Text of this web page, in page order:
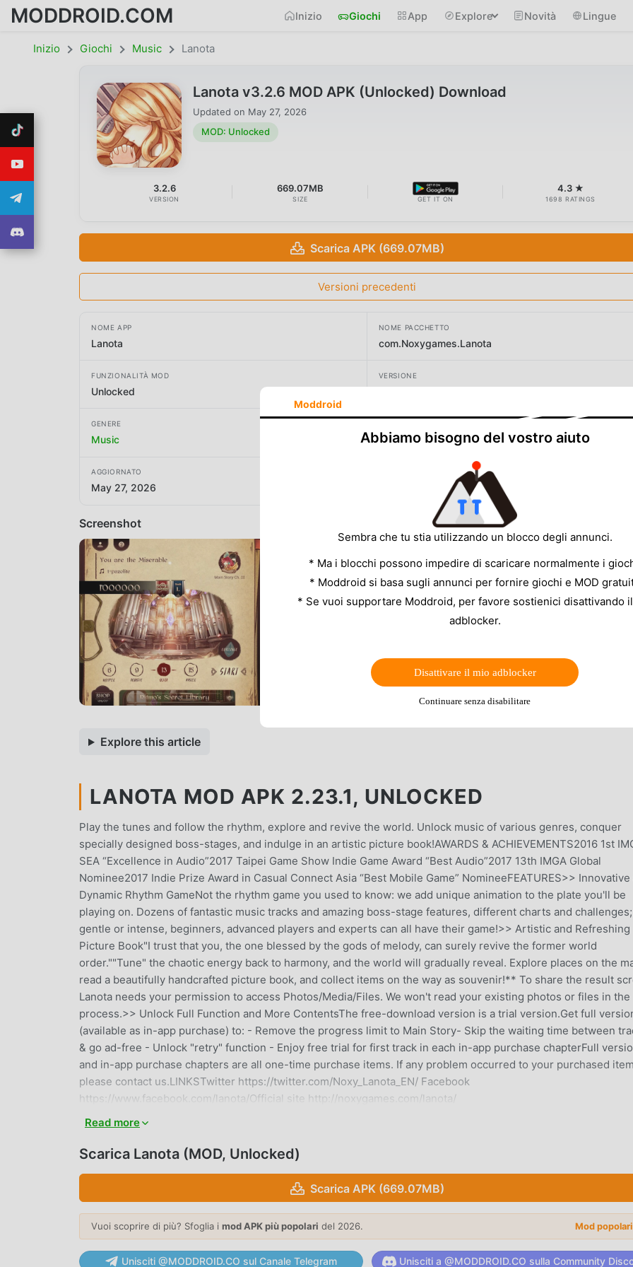
MODDROID.COM Inizio Giochi App Explore Novità Lingue
Inizio Giochi Music Lanota
Lanota v3.2.6 MOD APK (Unlocked) Download
Updated on May 27, 2026
MOD: Unlocked
3.2.6
VERSION
669.07MB
SIZE GET IT ON
4.3 ★
1698 RATINGS
Scarica APK (669.07MB)
Versioni precedenti
NOME APP
Lanota
NOME PACCHETTO
com.Noxygames.Lanota
FUNZIONALITÀ MOD
Unlocked
VERSIONE
GENERE
Music Noxy Games Inc.
AGGIORNATO
May 27, 2026
Screenshot
Explore this article
LANOTA MOD APK 2.23.1, UNLOCKED
Play the tunes and follow the rhythm, explore and revive the world. Unlock music of various genres, conquer
specially designed boss-stages, and indulge in an artistic picture book!AWARDS & ACHIEVEMENTS2016 1st
SEA “Excellence in Audio”2017 Taipei Game Show Indie Game Award “Best Audio”2017 13th IMGA Global
Nominee2017 Indie Prize Award in Casual Connect Asia “Best Mobile Game” NomineeFEATURES>> Innovative
Dynamic Rhythm GameNot the rhythm game you used to know: we add unique animation to the plate you'll be
playing on. Dozens of fantastic music tracks and amazing boss-stage features, different charts and challenges;
gentle or intense, beginners, advanced players and experts can all have their game!>> Artistic and Refreshing
Picture Book"I trust that you, the one blessed by the gods of melody, can surely revive the former world
order.""Tune" the chaotic energy back to harmony, and the world will gradually reveal. Explore places on the
read a beautifully handcrafted picture book, and collect items on the way as souvenir!** To share the result
Lanota needs your permission to access Photos/Media/Files. We won't read your existing photos or files in the
process.>> Unlock Full Function and More ContentsThe free-download version is a trial version.Get full
(available as in-app purchase) to: - Remove the progress limit to Main Story- Skip the waiting time between
& go ad-free - Unlock "retry" function - Enjoy free trial for first track in each in-app purchase chapterFull
and in-app purchase chapters are all one-time purchase items. If any problem occurred to your purchased
please contact us.LINKSTwitter https://twitter.com/Noxy_Lanota_EN/ Facebook
https://www.facebook.com/lanota/Official site http://noxygames.com/lanota/
LANOTA INTRODUZIONE
Lanota Essendo un gioco music molto popolare di recente, ha guadagnato molti fan in tutto il mondo che amano
giochi music. Se vuoi scaricare questo gioco, come il più grande sito di download di giochi gratuiti per mod
mondo, moddroid è la tua scelta migliore. moddroid non solo ti fornisce l'ultima versione di Lanota
ripetitiva nel gioco, così puoi concentrarti sul godere della gioia portata dal gioco stesso. moddroid promette
qualsiasi mod di Lanota non addebiterà alcuna commissione ai giocatori ed è sicura al 100%, disponibile e
da installare. Basta scaricare il client moddroid, puoi scaricare e installare Lanota 2.23.1 con un clic. Cosa
Read more
Scarica Lanota (MOD, Unlocked)
Scarica APK (669.07MB)
Vuoi scoprire di più? Sfoglia i mod APK più popolari del 2026. Mod
Unisciti @MODDROID.CO sul Canale Telegram Unisciti a @MODDROID.CO sulla Community
Moddroid
Abbiamo bisogno del vostro aiuto
Sembra che tu stia utilizzando un blocco degli annunci.
* Ma i blocchi possono impedire di scaricare normalmente i
* Moddroid si basa sugli annunci per fornire giochi e MOD
* Se vuoi supportare Moddroid, per favore sostienici disattivando
adblocker.
Disattivare il mio adblocker
Continuare senza disabilitare